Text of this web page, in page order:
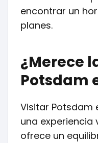
encontrar un
planes.
¿Merece
Potsdam
Visitar Potsdam
una experiencia
ofrece un